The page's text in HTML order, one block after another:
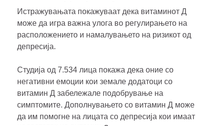
Истражувањата покажуваат дека витаминот Д
може да игра важна улога во регулирањето на
расположението и намалувањето на ризикот од
депресија.
Студија од 7.534 лица покажа дека оние со
негативни емоции кои земале додатоци со
витамин Д забележале подобрување на
симптомите. Дополнувањето со витамин Д може
да им помогне на лицата со депресија кои имаат